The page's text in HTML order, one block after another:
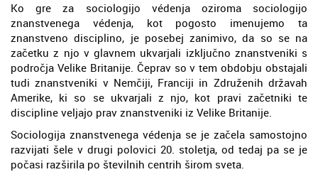
Ko gre za sociologijo védenja oziroma sociologijo
znanstvenega védenja, kot pogosto imenujemo ta
znanstveno disciplino, je posebej zanimivo, da so se na
začetku z njo v glavnem ukvarjali izključno znanstveniki s
področja Velike Britanije. Čeprav so v tem obdobju obstajali
tudi znanstveniki v Nemčiji, Franciji in Združenih državah
Amerike, ki so se ukvarjali z njo, kot pravi začetniki te
discipline veljajo prav znanstveniki iz Velike Britanije.
Sociologija znanstvenega védenja se je začela samostojno
razvijati šele v drugi polovici 20. stoletja, od tedaj pa se je
počasi razširila po številnih centrih širom sveta.